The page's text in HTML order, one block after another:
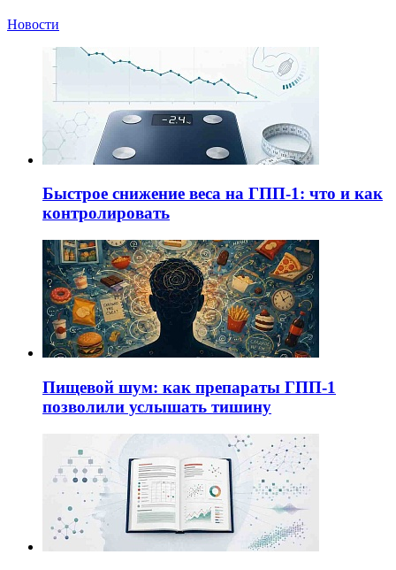
Новости
Быстрое снижение веса на ГПП-1: что и как
контролировать
Пищевой шум: как препараты ГПП-1
позволили услышать тишину